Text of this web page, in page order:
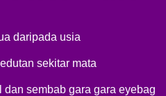
daripada usia
sekitar mata
sembab gara gara eyebag